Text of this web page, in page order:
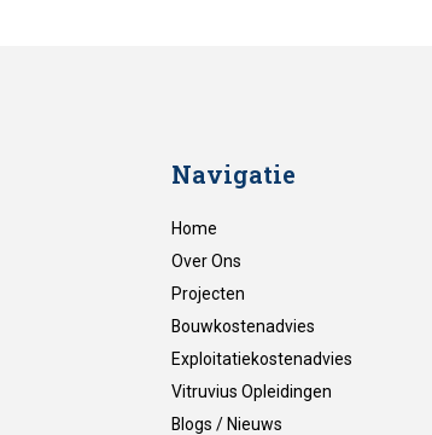
Navigatie
Home
Over Ons
Projecten
Bouwkostenadvies
Exploitatiekostenadvies
Vitruvius Opleidingen
Blogs / Nieuws